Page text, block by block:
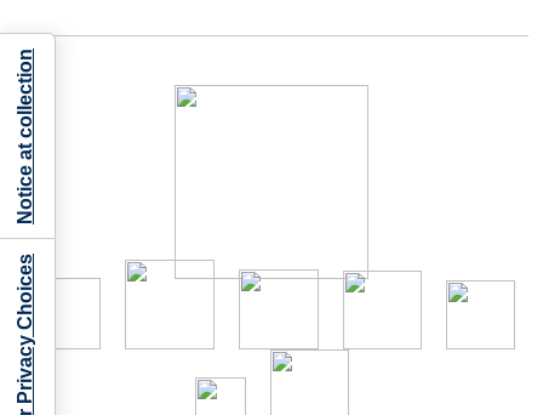
Your Privacy Choices
Notice at collection